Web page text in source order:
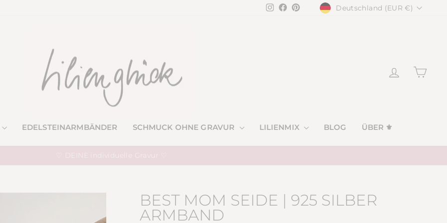
Instagram
Facebook
PinterestWÄHRUNG
Deutschland (EUR €)
EDELSTEINARMBÄNDER SCHMUCK OHNE GRAVUR LILIENMIX BLOG ÜBER ⚜
Pause
♡ DEINE individuelle Gravur ♡
BEST MOM SEIDE | 925 SILBER
ARMBAND